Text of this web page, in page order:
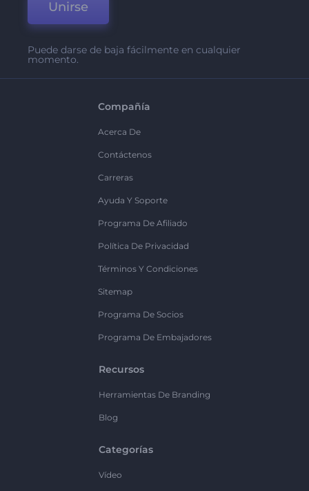
Unirse
Puede darse de baja fácilmente en cualquier
momento.
Compañía
Acerca De
Contáctenos
Carreras
Ayuda Y Soporte
Programa De Afiliado
Política De Privacidad
Términos Y Condiciones
Sitemap
Programa De Socios
Programa De Embajadores
Recursos
Herramientas De Branding
Blog
Categorías
Vídeo